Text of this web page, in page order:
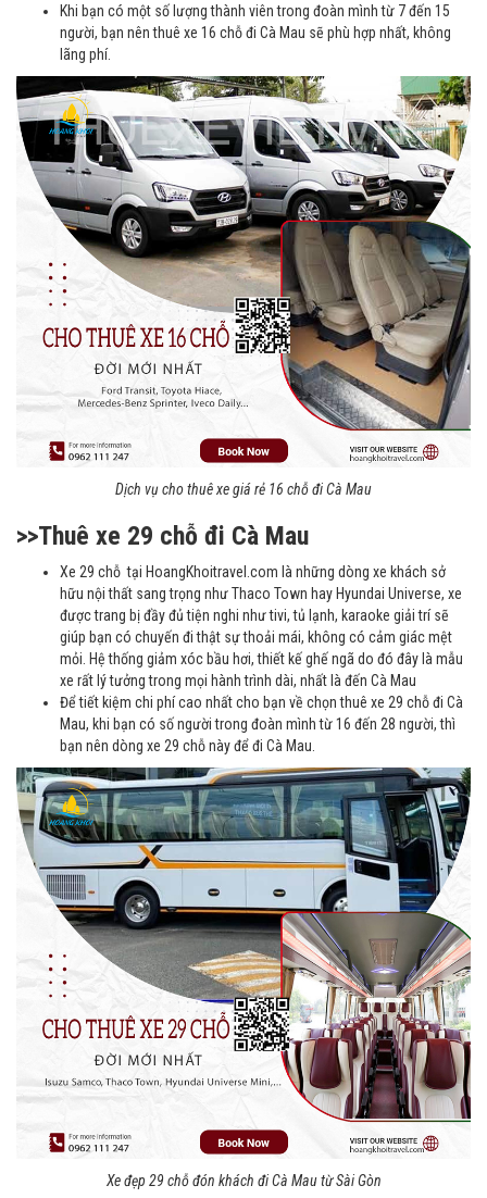
Khi bạn có một số lượng thành viên trong đoàn mình từ 7 đến 15
người, bạn nên thuê xe 16 chỗ đi Cà Mau sẽ phù hợp nhất, không
lãng phí.
Dịch vụ cho thuê xe giá rẻ 16 chỗ đi Cà Mau
>>Thuê xe 29 chỗ đi Cà Mau
Xe 29 chỗ tại HoangKhoitravel.com là những dòng xe khách sở
hữu nội thất sang trọng như Thaco Town hay Hyundai Universe, xe
được trang bị đầy đủ tiện nghi như tivi, tủ lạnh, karaoke giải trí sẽ
giúp bạn có chuyến đi thật sự thoải mái, không có cảm giác mệt
mỏi. Hệ thống giảm xóc bầu hơi, thiết kế ghế ngã do đó đây là mẫu
xe rất lý tưởng trong mọi hành trình dài, nhất là đến Cà Mau
Để tiết kiệm chi phí cao nhất cho bạn về chọn thuê xe 29 chỗ đi Cà
Mau, khi bạn có số người trong đoàn mình từ 16 đến 28 người, thì
bạn nên dòng xe 29 chỗ này để đi Cà Mau.
Xe đẹp 29 chỗ đón khách đi Cà Mau từ Sài Gòn